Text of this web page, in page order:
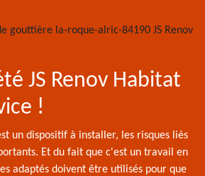
JS Renov Habitat
!
un dispositif à installer, les risques liés
Et du fait que c'est un travail en
adaptés doivent être utilisés pour que